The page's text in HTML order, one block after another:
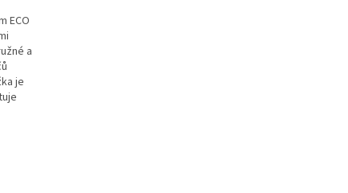
ECO
a
je